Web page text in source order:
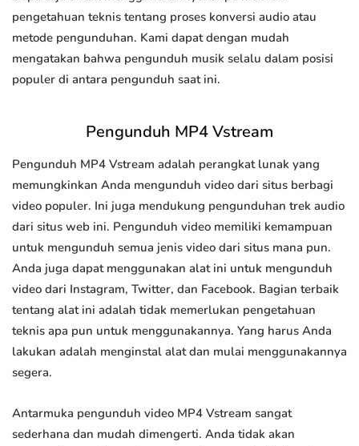
pengetahuan teknis tentang proses konversi audio atau
metode pengunduhan. Kami dapat dengan mudah
mengatakan bahwa pengunduh musik selalu dalam posisi
populer di antara pengunduh saat ini.
Pengunduh MP4 Vstream
Pengunduh MP4 Vstream adalah perangkat lunak yang
memungkinkan Anda mengunduh video dari situs berbagi
video populer. Ini juga mendukung pengunduhan trek audio
dari situs web ini. Pengunduh video memiliki kemampuan
untuk mengunduh semua jenis video dari situs mana pun.
Anda juga dapat menggunakan alat ini untuk mengunduh
video dari Instagram, Twitter, dan Facebook. Bagian terbaik
tentang alat ini adalah tidak memerlukan pengetahuan
teknis apa pun untuk menggunakannya. Yang harus Anda
lakukan adalah menginstal alat dan mulai menggunakannya
segera.
Antarmuka pengunduh video MP4 Vstream sangat
sederhana dan mudah dimengerti. Anda tidak akan